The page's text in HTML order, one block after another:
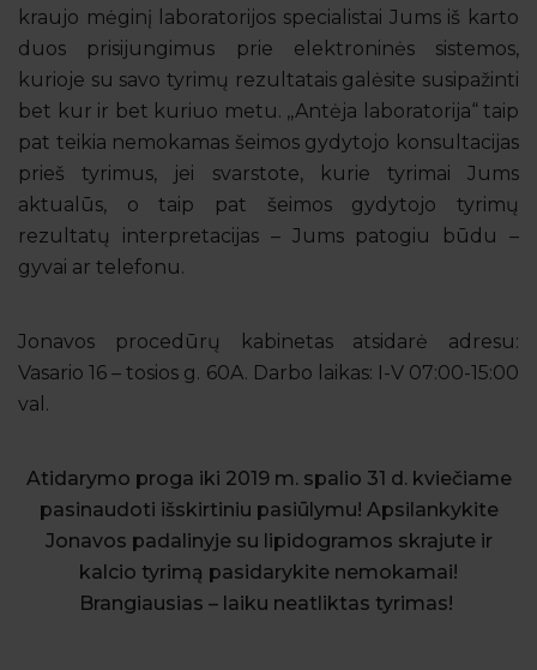
kraujo mėginį laboratorijos specialistai Jums iš karto
duos prisijungimus prie elektroninės sistemos,
kurioje su savo tyrimų rezultatais galėsite susipažinti
bet kur ir bet kuriuo metu. ,,Antėja laboratorija“ taip
pat teikia nemokamas šeimos gydytojo konsultacijas
prieš tyrimus, jei svarstote, kurie tyrimai Jums
aktualūs, o taip pat šeimos gydytojo tyrimų
rezultatų interpretacijas – Jums patogiu būdu –
gyvai ar telefonu.
Jonavos procedūrų kabinetas atsidarė adresu:
Vasario 16 – tosios g. 60A. Darbo laikas: I-V 07:00-15:00
val.
Atidarymo proga iki 2019 m. spalio 31 d. kviečiame
pasinaudoti išskirtiniu pasiūlymu! Apsilankykite
Jonavos padalinyje su lipidogramos skrajute ir
kalcio tyrimą pasidarykite nemokamai!
Brangiausias – laiku neatliktas tyrimas!